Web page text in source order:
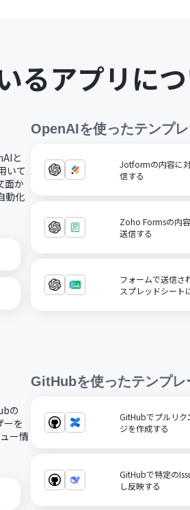
るアプリに
と
いて
面か
動化
OpenAIを使ったテンプレ
Jotformの内容に
信する
Zoho Formsの内
送信する
フォームで送信さ
スプレッドシート
の
ーを
ー情
GitHubを使ったテンプレ
GitHubでプルリク
ジを作成する
GitHubで特定の
し反映する